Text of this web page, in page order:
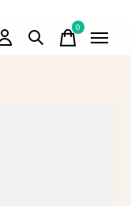
0items